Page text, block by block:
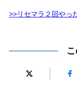
>>リセマラ２回やっ